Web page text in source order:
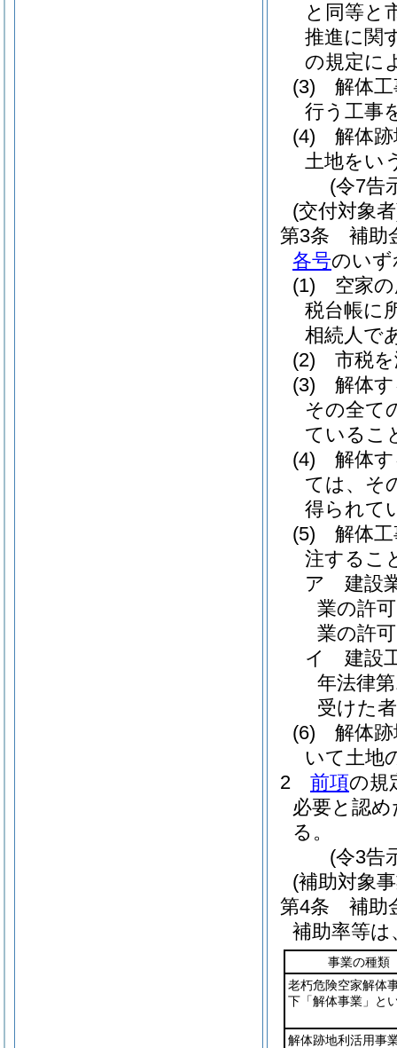
と同等と
推進に関
の規定に
(3)
解体
行う工事
(4)
解体
土地をい
(令7告
(交付対象
第3条
補助
各号のい
(1)
空家
税台帳に
相続人で
(2)
市税
(3)
解体
その全て
ているこ
(4)
解体
ては、そ
得られて
(5)
解体
注するこ
ア
建設
業の許
業の許
イ
建設
年法律
受けた者
(6)
解体
いて土地
2
前項の規
必要と認
る。
(令3告
(補助対象
第4条
補助
補助率等は
事業の種類
老朽危険空家解体
下「解体事業」と
解体跡地利活用事